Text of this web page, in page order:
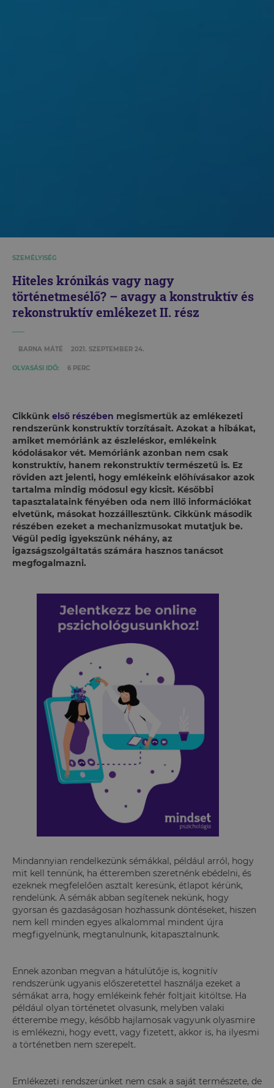
SZEMÉLYISÉG
Hiteles krónikás vagy nagy
történetmesélő? – avagy a konstruktív és
rekonstruktív emlékezet II. rész
BARNA MÁTÉ 2021. SZEPTEMBER 24.
OLVASÁSI IDŐ: 6 PERC
Cikkünk első részében megismertük az emlékezeti
rendszerünk konstruktív torzításait. Azokat a hibákat,
amiket memóriánk az észleléskor, emlékeink
kódolásakor vét. Memóriánk azonban nem csak
konstruktív, hanem rekonstruktív természetű is. Ez
röviden azt jelenti, hogy emlékeink előhívásakor azok
tartalma mindig módosul egy kicsit. Későbbi
tapasztalataink fényében oda nem illő információkat
elvetünk, másokat hozzáillesztünk. Cikkünk második
részében ezeket a mechanizmusokat mutatjuk be.
Végül pedig igyekszünk néhány, az
igazságszolgáltatás számára hasznos tanácsot
megfogalmazni.
Mindannyian rendelkezünk sémákkal, például arról, hogy
mit kell tennünk, ha étteremben szeretnénk ebédelni, és
ezeknek megfelelően asztalt keresünk, étlapot kérünk,
rendelünk. A sémák abban segítenek nekünk, hogy
gyorsan és gazdaságosan hozhassunk döntéseket, hiszen
nem kell minden egyes alkalommal mindent újra
megfigyelnünk, megtanulnunk, kitapasztalnunk.
Ennek azonban megvan a hátulütője is, kognitív
rendszerünk ugyanis előszeretettel használja ezeket a
sémákat arra, hogy emlékeink fehér foltjait kitöltse. Ha
például olyan történetet olvasunk, melyben valaki
étterembe megy, később hajlamosak vagyunk olyasmire
is emlékezni, hogy evett, vagy fizetett, akkor is, ha ilyesmi
a történetben nem szerepelt.
Emlékezeti rendszerünket nem csak a saját természete, de